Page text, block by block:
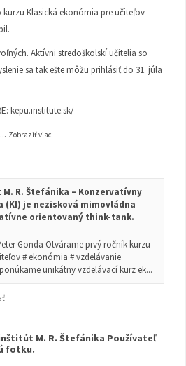
Klasická ekonómia pre učiteľov
Aktívni stredoškolskí učitelia so
sa tak ešte môžu prihlásiť do 31. júla
kepu.institute.sk/
... Zobraziť viac
R. Štefánika – Konzervatívny
(KI) je nezisková mimovládna
orientovaný think-tank.
Gonda Otvárame prvý ročník kurzu
# ekonómia # vzdelávanie
unikátny vzdelávací kurz ek...
M. R. Štefánika Používateľ
fotku.